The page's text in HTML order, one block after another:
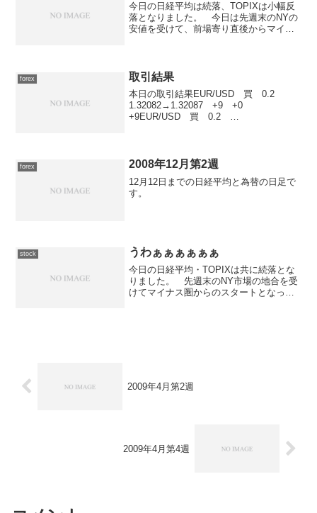
今日の日経平均は続落、TOPIXは小幅反
落となりました。 今日は先週末のNYの
安値を受けて、前場寄り直後からマイナ
入ってからは、前場...
forex 取引結果
本日の取引結果EUR/USD 買 0.2
1.32082→1.32087 +9 +0
+9EUR/USD 買 0.2
forex 2008年12月第2週
12月12日までの日経平均と為替の日足で
す。
stock うわぁぁぁぁぁぁ
今日の日経平均・TOPIXは共に続落とな
りました。 先週末のNY市場の地合を受
けてマイナス圏からのスタートとなった
2009年4月第2週
2009年4月第4週